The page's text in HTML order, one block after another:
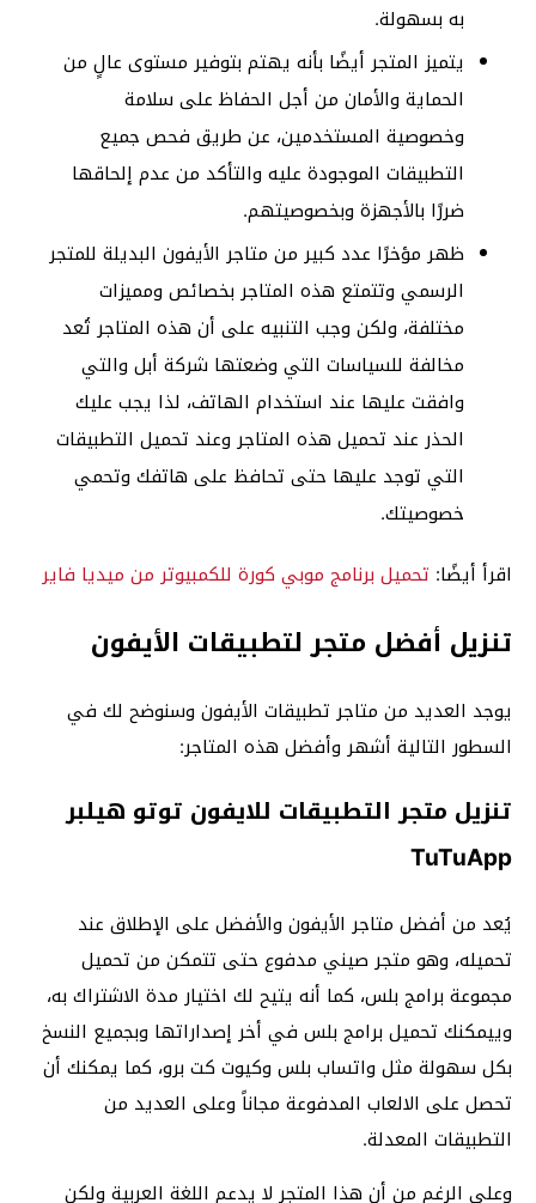
به بسهولة.
يتميز المتجر أيضًا بأنه يهتم بتوفير مستوى عالٍ من
الحماية والأمان من أجل الحفاظ على سلامة
وخصوصية المستخدمين، عن طريق فحص جميع
التطبيقات الموجودة عليه والتأكد من عدم إلحاقها
ضررًا بالأجهزة وبخصوصيتهم.
ظهر مؤخرًا عدد كبير من متاجر الأيفون البديلة للمتجر
الرسمي وتتمتع هذه المتاجر بخصائص ومميزات
مختلفة، ولكن وجب التنبيه على أن هذه المتاجر تُعد
مخالفة للسياسات التي وضعتها شركة أبل والتي
وافقت عليها عند استخدام الهاتف، لذا يجب عليك
الحذر عند تحميل هذه المتاجر وعند تحميل التطبيقات
التي توجد عليها حتى تحافظ على هاتفك وتحمي
خصوصيتك.
اقرأ أيضًا: تحميل برنامج موبي كورة للكمبيوتر من ميديا فاير
تنزيل أفضل متجر لتطبيقات الأيفون
يوجد العديد من متاجر تطبيقات الأيفون وسنوضح لك في
السطور التالية أشهر وأفضل هذه المتاجر:
تنزيل متجر التطبيقات للايفون توتو هيلبر
TuTuApp
يُعد من أفضل متاجر الأيفون والأفضل على الإطلاق عند
تحميله، وهو متجر صيني مدفوع حتى تتمكن من تحميل
مجموعة برامج بلس، كما أنه يتيح لك اختيار مدة الاشتراك به،
وييمكنك تحميل برامج بلس في أخر إصداراتها وبجميع النسخ
بكل سهولة مثل واتساب بلس وكيوت كت برو، كما يمكنك أن
تحصل على الالعاب المدفوعة مجاناً وعلى العديد من
التطبيقات المعدلة.
وعلى الرغم من أن هذا المتجر لا يدعم اللغة العربية ولكن